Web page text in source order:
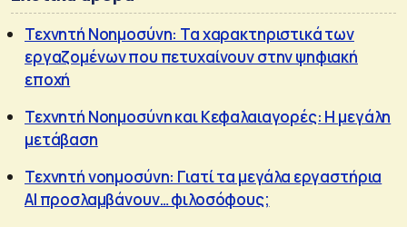
Τεχνητή Νοημοσύνη: Τα χαρακτηριστικά των
εργαζομένων που πετυχαίνουν στην ψηφιακή
εποχή
Τεχνητή Νοημοσύνη και Κεφαλαιαγορές: Η μεγάλη
μετάβαση
Τεχνητή νοημοσύνη: Γιατί τα μεγάλα εργαστήρια
AI προσλαμβάνουν… φιλοσόφους;